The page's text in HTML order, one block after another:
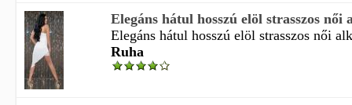
Elegáns hátul hosszú elöl strasszos
Elegáns hátul hosszú elöl strasszos női
Ruha